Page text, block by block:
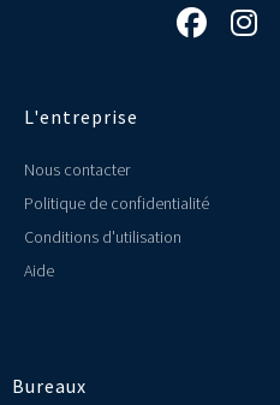
 
L'entreprise
Nous contacter
Politique de confidentialité
Conditions d'utilisation
Aide
Bureaux